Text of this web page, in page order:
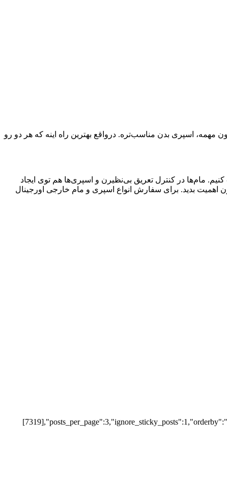
مهمه، اسپری بدن مناسب‌تره. درواقع بهترین راه اینه که هر دو رو
مام‌ها در کنترل تعریق بی‌نظیرن و اسپری‌ها هم توی ایجاد
اهمیت بدید. برای سفارش انواع اسپری و مام خارجی اورجینال